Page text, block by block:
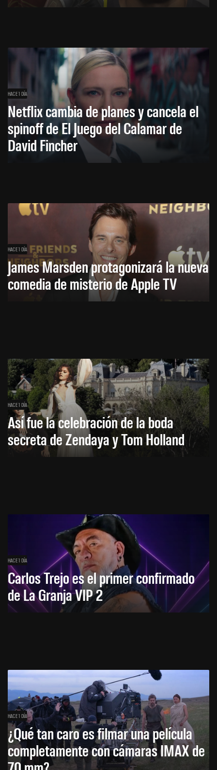
HACE 1 DÍA
Netflix cambia de planes y cancela el
spinoff de El Juego del Calamar de
David Fincher
HACE 1 DÍA
James Marsden protagonizará la nueva
comedia de misterio de Apple TV
HACE 1 DÍA
Así fue la celebración de la boda
secreta de Zendaya y Tom Holland
HACE 1 DÍA
Carlos Trejo es el primer confirmado
de La Granja VIP 2
HACE 1 DÍA
¿Qué tan caro es filmar una película
completamente con cámaras IMAX de